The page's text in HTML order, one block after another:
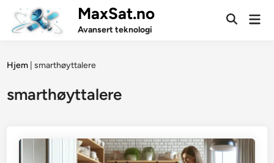
content
MaxSat.no
Avansert teknologi
Open
Hjem |smarthøyttalere
smarthøyttalere